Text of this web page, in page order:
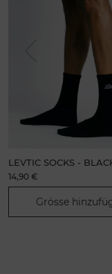
LEVTIC SOCKS -
14,90 €
Grösse